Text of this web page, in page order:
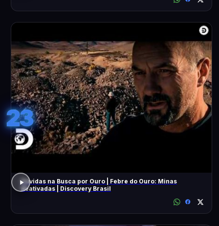
23
Dúvidas na Busca por Ouro | Febre do Ouro: Minas
Reativadas | Discovery Brasil